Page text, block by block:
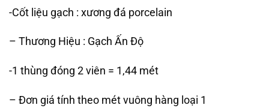
-Cốt liệu gạch : xương đá porcelain
– Thương Hiệu : Gạch Ấn Độ
-1 thùng đóng 2 viên = 1,44 mét
– Đơn giá tính theo mét vuông hàng loại 1